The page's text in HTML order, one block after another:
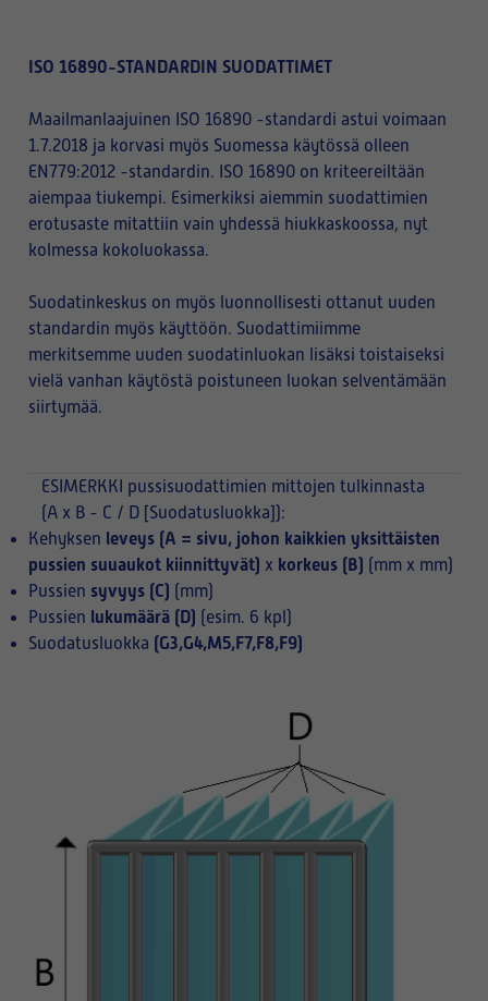
ISO 16890-STANDARDIN SUODATTIMET
Maailmanlaajuinen ISO 16890 -standardi astui voimaan
1.7.2018 ja korvasi myös Suomessa käytössä olleen
EN779:2012 -standardin. ISO 16890 on kriteereiltään
aiempaa tiukempi. Esimerkiksi aiemmin suodattimien
erotusaste mitattiin vain yhdessä hiukkaskoossa, nyt
kolmessa kokoluokassa.
Suodatinkeskus on myös luonnollisesti ottanut uuden
standardin myös käyttöön. Suodattimiimme
merkitsemme uuden suodatinluokan lisäksi toistaiseksi
vielä vanhan käytöstä poistuneen luokan selventämään
siirtymää.
ESIMERKKI pussisuodattimien mittojen tulkinnasta
(A x B - C / D [Suodatusluokka]):
Kehyksen leveys (A = sivu, johon kaikkien yksittäisten
pussien suuaukot kiinnittyvät) x korkeus (B) (mm x mm)
Pussien syvyys (C) (mm)
Pussien lukumäärä (D) (esim. 6 kpl)
Suodatusluokka (G3,G4,M5,F7,F8,F9)